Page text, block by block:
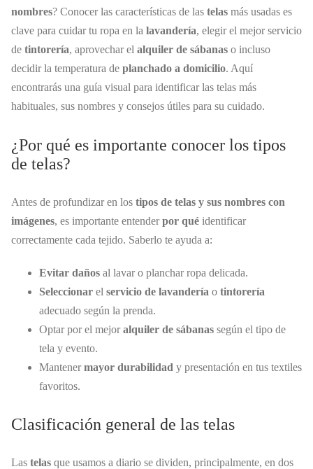
nombres? Conocer las características de las telas más usadas es
clave para cuidar tu ropa en la lavandería, elegir el mejor servicio
de tintorería, aprovechar el alquiler de sábanas o incluso
decidir la temperatura de planchado a domicilio. Aquí
encontrarás una guía visual para identificar las telas más
habituales, sus nombres y consejos útiles para su cuidado.
¿Por qué es importante conocer los tipos
de telas?
Antes de profundizar en los tipos de telas y sus nombres con
imágenes, es importante entenderpor qué identificar
correctamente cada tejido. Saberlo te ayuda a:
Evitar daños al lavar o planchar ropa delicada.
Seleccionar el servicio de lavandería o tintorería
adecuado según la prenda.
Optar por el mejoralquiler de sábanas según el tipo de
tela y evento.
Mantenermayor durabilidad y presentación en tus textiles
favoritos.
Clasificación general de las telas
Las telas que usamos a diario se dividen, principalmente, en dos